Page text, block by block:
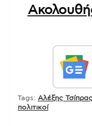
Tags: Aλέξης Τσίπρας
πολιτικοί